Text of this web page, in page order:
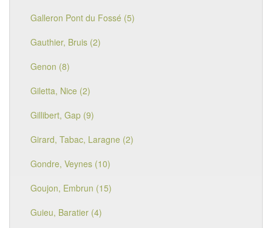
Galleron Pont du Fossé (5)
Gauthier, Bruis (2)
Genon (8)
Giletta, Nice (2)
Gillibert, Gap (9)
Girard, Tabac, Laragne (2)
Gondre, Veynes (10)
Goujon, Embrun (15)
Guieu, Baratier (4)